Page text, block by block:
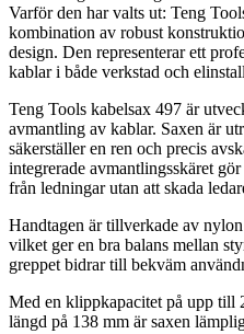
Varför den har valts ut: Teng
kombination av robust
design. Den representerar ett
kablar i både verkstad och
Teng Tools kabelsax 497 är
avmantling av kablar. Saxen är
säkerställer en ren och precis
integrerade avmantlingsskäret
från ledningar utan att skada
Handtagen är tillverkade av
vilket ger en bra balans mellan
greppet bidrar till bekväm
Med en klippkapacitet på upp till
längd på 138 mm är saxen